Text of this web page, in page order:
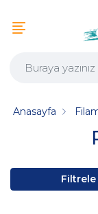
Anasayfa
Filtrele